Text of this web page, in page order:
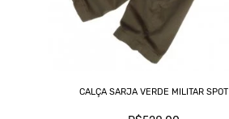
CALÇA SARJA VERDE MILITAR SPOT